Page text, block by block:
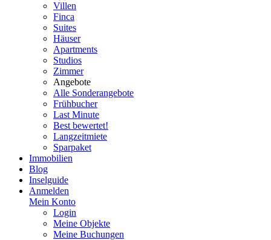
Villen
Finca
Suites
Häuser
Apartments
Studios
Zimmer
Angebote
Alle Sonderangebote
Frühbucher
Last Minute
Best bewertet!
Langzeitmiete
Sparpaket
Immobilien
Blog
Inselguide
Anmelden
Mein Konto
Login
Meine Objekte
Meine Buchungen